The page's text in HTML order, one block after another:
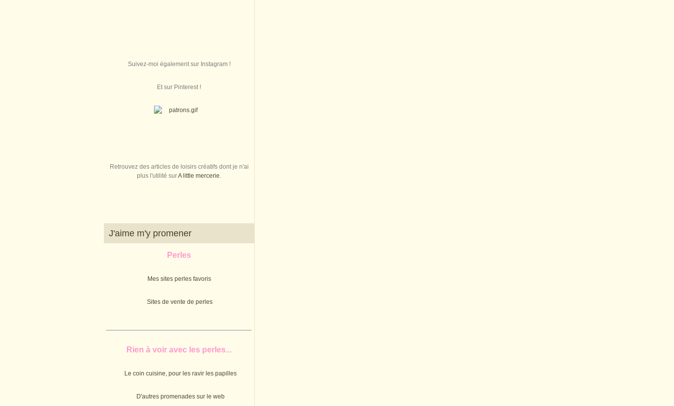
Suivez-moi également sur Instagram !
Et sur Pinterest !
Retrouvez des articles de loisirs créatifs dont je n'ai
plus l'utilité surA little mercerie.
J'aime m'y promener
Perles
Mes sites perles favoris
Sites de vente de perles
Rien à voir avec les perles...
Le coin cuisine, pour les ravir les papilles
D'autres promenades sur le web